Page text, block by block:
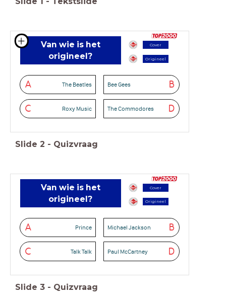
Van wie is het
origineel?
Cover
Origineel
A The Beatles B
Bee Gees
C Roxy Music D
The Commodores
Slide 2 - Quizvraag
Van wie is het
origineel?
Cover
Origineel
A Prince B
Michael Jackson
C Talk Talk D
Paul McCartney
Slide 3 - Quizvraag